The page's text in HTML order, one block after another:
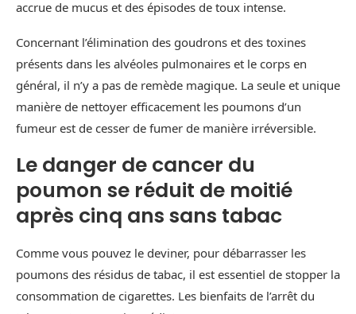
accrue de mucus et des épisodes de toux intense.
Concernant l’élimination des goudrons et des toxines
présents dans les alvéoles pulmonaires et le corps en
général, il n’y a pas de remède magique. La seule et unique
manière de nettoyer efficacement les poumons d’un
fumeur est de cesser de fumer de manière irréversible.
Le danger de cancer du
poumon se réduit de moitié
après cinq ans sans tabac
Comme vous pouvez le deviner, pour débarrasser les
poumons des résidus de tabac, il est essentiel de stopper la
consommation de cigarettes. Les bienfaits de l’arrêt du